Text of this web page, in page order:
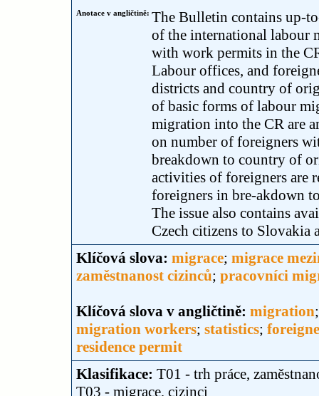
Anotace v angličtině: The Bulletin contains up-
of the international labour
with work permits in the
Labour offices, and
districts and country of
of basic forms of labour
migration into the CR are
on number of foreigners
breakdown to country of
activities of foreigners are
foreigners in bre-akdown
The issue also contains
Czech citizens to Slovakia
Klíčová slova: migrace; migrace
zaměstnanost cizinců; pracovníci
Klíčová slova v angličtině: migration
migration workers; statistics;
residence permit
Klasifikace: T01 - trh práce,
T03 - migrace, cizinci